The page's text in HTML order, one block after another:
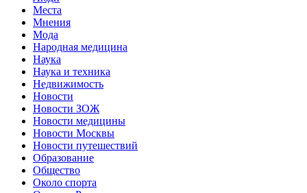
Места
Мнения
Мода
Народная медицина
Наука
Наука и техника
Недвижимость
Новости
Новости ЗОЖ
Новости медицины
Новости Москвы
Новости путешествий
Образование
Общество
Около спорта